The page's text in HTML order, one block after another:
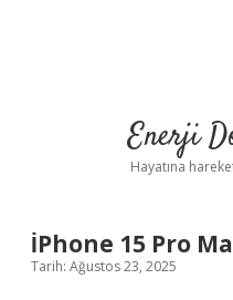
Enerji
Hayatına
İPhone 15 Pro
Tarih: Ağustos 23, 2025